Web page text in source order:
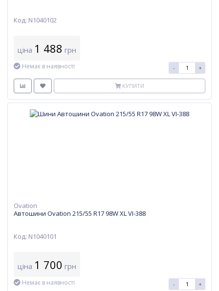
Код: N1040102
ціна 1 488 грн
Немає в наявності - +
КУПИТИ
Ovation
Автошини Ovation 215/55 R17 98W XL VI-388
Код: N1040101
ціна 1 700 грн
Немає в наявності - +